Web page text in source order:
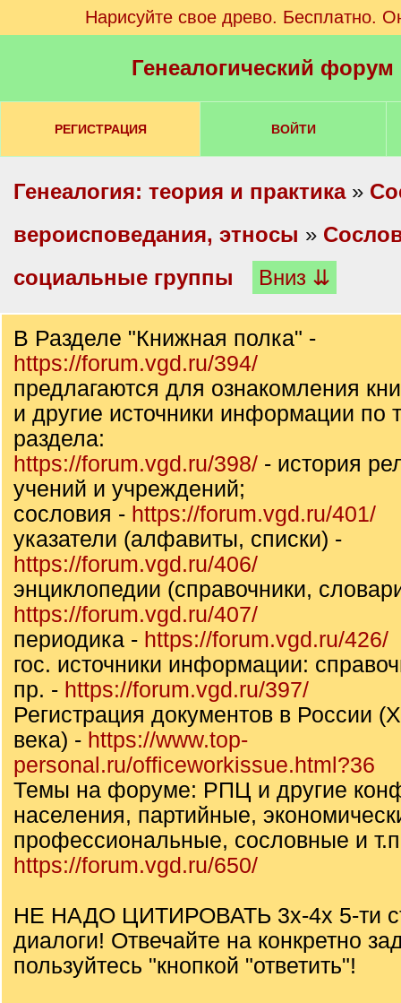
Нарисуйте свое древо. Бесплатно.
Генеалогический
РЕГИСТРАЦИЯ ВОЙТИ
Генеалогия: теория и практика»
вероисповедания, этносы »
социальные группы
Вниз ⇊
В Разделе "Книжная полка" -
https://forum.vgd.ru/394/
предлагаются для ознакомления
и другие источники информации по
раздела:
https://forum.vgd.ru/398/ - история
учений и учреждений;
сословия - https://forum.vgd.ru/401/
указатели (алфавиты, списки) -
https://forum.vgd.ru/406/
энциклопедии (справочники,
https://forum.vgd.ru/407/
периодика - https://forum.vgd.ru/426/
гос. источники информации:
пр. - https://forum.vgd.ru/397/
Регистрация документов в России
века) - https://www.top-
personal.ru/officeworkissue.html?36
Темы на форуме: РПЦ и другие
населения, партийные,
профессиональные, сословные и
https://forum.vgd.ru/650/
НЕ НАДО ЦИТИРОВАТЬ 3х-4х 5-ти
диалоги! Отвечайте на конкретно
пользуйтесь "кнопкой "ответить"!